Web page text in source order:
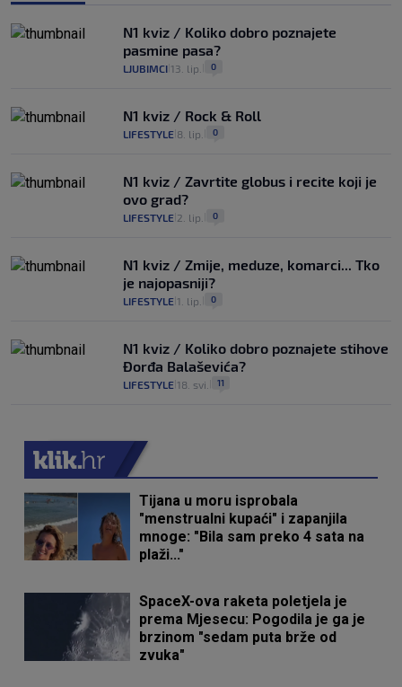
N1 kviz / Koliko dobro poznajete
pasmine pasa?
LJUBIMCI 13. lip. 0
N1 kviz / Rock & Roll
LIFESTYLE 8. lip. 0
N1 kviz / Zavrtite globus i recite koji je
ovo grad?
LIFESTYLE 2. lip. 0
N1 kviz / Zmije, meduze, komarci... Tko
je najopasniji?
LIFESTYLE 1. lip. 0
N1 kviz / Koliko dobro poznajete stihove
Đorđa Balaševića?
LIFESTYLE 18. svi. 11
Tijana u moru isprobala
"menstrualni kupaći" i zapanjila
mnoge: "Bila sam preko 4 sata na
plaži..."
SpaceX-ova raketa poletjela je
prema Mjesecu: Pogodila je ga je
brzinom "sedam puta brže od
zvuka"